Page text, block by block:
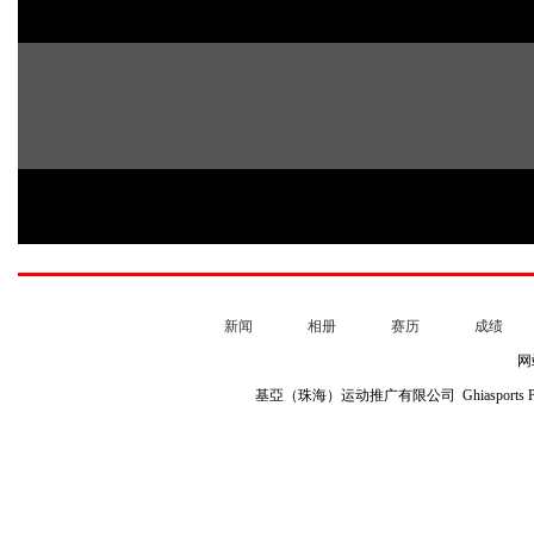
新闻 相册 赛历 成绩
基亞（珠海）运动推广有限公司 Ghiasports